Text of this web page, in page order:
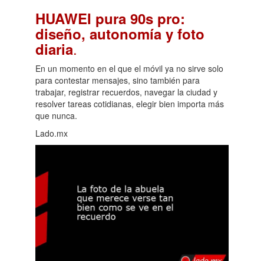
HUAWEI pura 90s pro:
diseño, autonomía y foto
diaria.
En un momento en el que el móvil ya no sirve solo
para contestar mensajes, sino también para
trabajar, registrar recuerdos, navegar la ciudad y
resolver tareas cotidianas, elegir bien importa más
que nunca.
Lado.mx